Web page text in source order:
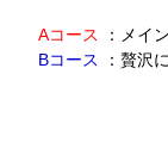
Aコース
：メイ
Bコース
：贅沢